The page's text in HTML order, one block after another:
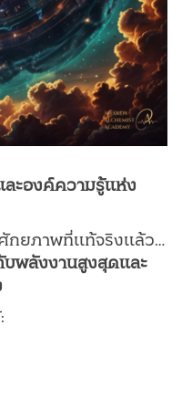
ละองค์ความรู้แห่ง
กยภาพที่แท้จริงแล้ว…
บพลังงานสูงสุดและ